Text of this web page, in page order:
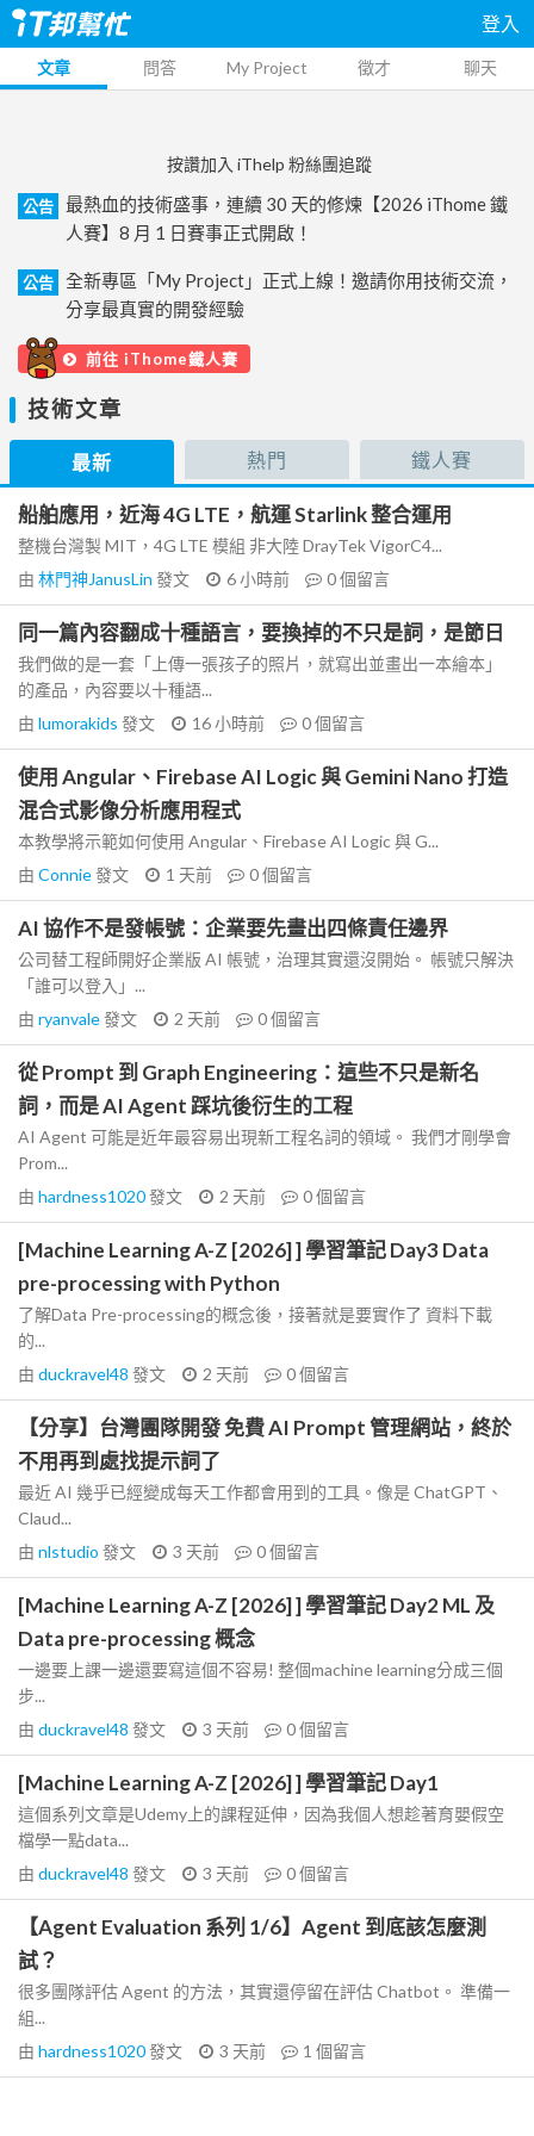
登入
文章 問答 My Project 徵才 聊天
按讚加入 iThelp 粉絲團追蹤
公告
最熱血的技術盛事，連續 30 天的修煉【2026 iThome 鐵
人賽】8 月 1 日賽事正式開啟！
公告
全新專區「My Project」正式上線！邀請你用技術交流，
分享最真實的開發經驗
前往 iThome鐵人賽
技術文章
最新 熱門 鐵人賽
船舶應用，近海 4G LTE，航運 Starlink 整合運用
整機台灣製 MIT，4G LTE 模組 非大陸 DrayTek VigorC4...
由 林門神JanusLin 發文 6 小時前 0個留言
同一篇內容翻成十種語言，要換掉的不只是詞，是節日
我們做的是一套「上傳一張孩子的照片，就寫出並畫出一本繪本」
的產品，內容要以十種語...
由 lumorakids 發文 16 小時前 0個留言
使用 Angular、Firebase AI Logic 與 Gemini Nano 打造
混合式影像分析應用程式
本教學將示範如何使用 Angular、Firebase AI Logic 與 G...
由 Connie發文 1 天前 0個留言
AI 協作不是發帳號：企業要先畫出四條責任邊界
公司替工程師開好企業版 AI 帳號，治理其實還沒開始。 帳號只解決
「誰可以登入」...
由 ryanvale發文 2 天前 0個留言
從 Prompt 到 Graph Engineering：這些不只是新名
詞，而是 AI Agent 踩坑後衍生的工程
AI Agent 可能是近年最容易出現新工程名詞的領域。 我們才剛學會
Prom...
由 hardness1020發文 2 天前 0個留言
[Machine Learning A-Z [2026] ] 學習筆記 Day3 Data
pre-processing with Python
了解Data Pre-processing的概念後，接著就是要實作了 資料下載
的...
由 duckravel48 發文 2 天前 0個留言
【分享】台灣團隊開發 免費 AI Prompt 管理網站，終於
不用再到處找提示詞了
最近 AI 幾乎已經變成每天工作都會用到的工具。像是 ChatGPT、
Claud...
由 nlstudio 發文 3 天前 0個留言
[Machine Learning A-Z [2026] ] 學習筆記 Day2 ML 及
Data pre-processing 概念
一邊要上課一邊還要寫這個不容易! 整個machine learning分成三個
步...
由 duckravel48 發文 3 天前 0個留言
[Machine Learning A-Z [2026] ] 學習筆記 Day1
這個系列文章是Udemy上的課程延伸，因為我個人想趁著育嬰假空
檔學一點data...
由 duckravel48 發文 3 天前 0個留言
【Agent Evaluation 系列 1/6】Agent 到底該怎麼測
試？
很多團隊評估 Agent 的方法，其實還停留在評估 Chatbot。 準備一
組...
由 hardness1020發文 3 天前 1 個留言